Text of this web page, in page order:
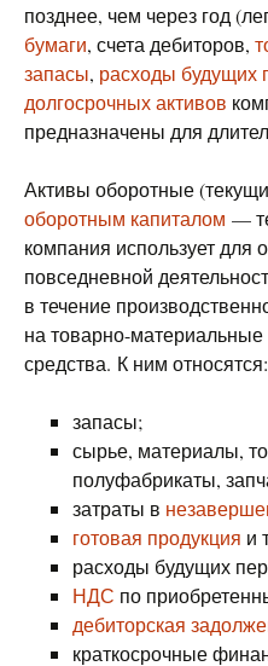
позднее, чем через год
бумаги, счета дебиторов,
запасы, расходы будущих
долгосрочных активов
предназначены для
Активы оборотные
оборотным капиталом —
компания использует для
повседневной
в течение
на товарно-
средства. К ним относятся:
запасы;
сырье, материалы,
полуфабрикаты,
затраты в
готовая продукция и
расходы будущих
НДС по
дебиторская
краткосрочные